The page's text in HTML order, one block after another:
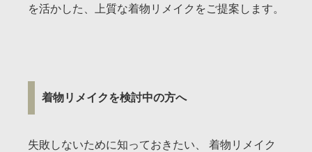
を活かした、上質な着物リメイクをご提案します。
着物リメイクを検討中の方へ
失敗しないために知っておきたい、 着物リメイク